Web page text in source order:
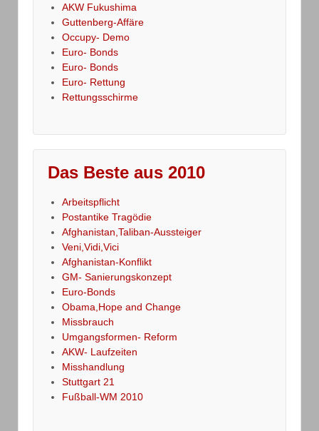
AKW Fukushima
Guttenberg-Affäre
Occupy- Demo
Euro- Bonds
Euro- Bonds
Euro- Rettung
Rettungsschirme
Das Beste aus 2010
Arbeitspflicht
Postantike Tragödie
Afghanistan,Taliban-Aussteiger
Veni,Vidi,Vici
Afghanistan-Konflikt
GM- Sanierungskonzept
Euro-Bonds
Obama,Hope and Change
Missbrauch
Umgangsformen- Reform
AKW- Laufzeiten
Misshandlung
Stuttgart 21
Fußball-WM 2010